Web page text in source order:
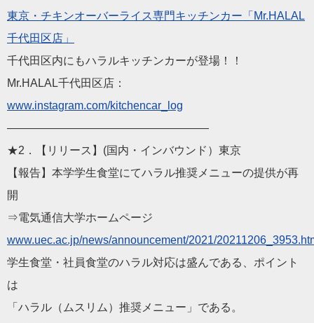
東京・チキンオーバーライス専門キッチンカー「Mr.HALAL
千代田区店」
千代田区内にもハラルキッチンカーが登場！！
Mr.HALAL千代田区店：
www.instagram.com/kitchencar_log
——————————————————
★2．【リリース】(国内・インバウンド）東京
【報告】本学学生食堂にてハラル推奨メニューの提供が再
開
⇒電気通信大学ホームページ
www.uec.ac.jp/news/announcement/2021/
学生食堂・社員食堂のハラル対応は盛んである、ポイント
は
「ハラル（ムスリム）推奨メニュー」である。